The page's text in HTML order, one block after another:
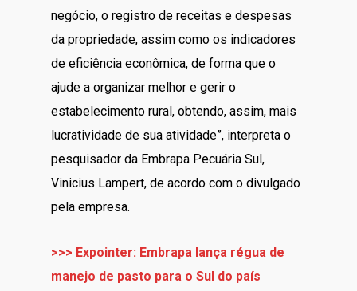
negócio, o registro de receitas e despesas
da propriedade, assim como os indicadores
de eficiência econômica, de forma que o
ajude a organizar melhor e gerir o
estabelecimento rural, obtendo, assim, mais
lucratividade de sua atividade”, interpreta o
pesquisador da Embrapa Pecuária Sul,
Vinicius Lampert, de acordo com o divulgado
pela empresa.
>>> Expointer: Embrapa lança régua de
manejo de pasto para o Sul do país